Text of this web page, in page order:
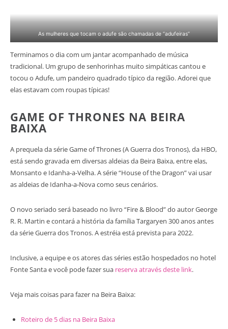
As mulheres que tocam o adufe são chamadas de “adufeiras”
Terminamos o dia com um jantar acompanhado de música
tradicional. Um grupo de senhorinhas muito simpáticas cantou e
tocou o Adufe, um pandeiro quadrado típico da região. Adorei que
elas estavam com roupas típicas!
GAME OF THRONES NA BEIRA
BAIXA
A prequela da série Game of Thrones (A Guerra dos Tronos), da HBO,
está sendo gravada em diversas aldeias da Beira Baixa, entre elas,
Monsanto e Idanha-a-Velha. A série “House of the Dragon” vai usar
as aldeias de Idanha-a-Nova como seus cenários.
O novo seriado será baseado no livro “Fire & Blood” do autor George
R. R. Martin e contará a história da família Targaryen 300 anos antes
da série Guerra dos Tronos. A estréia está prevista para 2022.
Inclusive, a equipe e os atores das séries estão hospedados no hotel
Fonte Santa e você pode fazer sua reserva através deste link.
Veja mais coisas para fazer na Beira Baixa:
Roteiro de 5 dias na Beira Baixa